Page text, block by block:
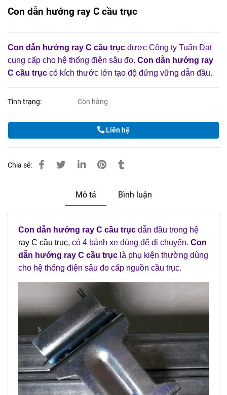
Con dẫn hướng ray C cầu trục
Con dẫn hướng ray C cầu trục được Công ty Tuấn Đạt
cung cấp cho hệ thống điện sâu đo. Con dẫn hướng ray
C cầu trục có kích thước lớn tạo độ đứng vững dẫn đầu.
Tình trạng: Còn hàng
Liên hệ
Chia sẻ:
Mô tả Bình luận
Con dẫn hướng ray C cầu trục dẫn đầu trong hệ
ray C cầu trục, có 4 bánh xe dùng để di chuyển. Con
dẫn hướng ray C cầu trục là phụ kiện thường dùng
cho hệ thống điện sâu đo cấp nguồn cầu trục.